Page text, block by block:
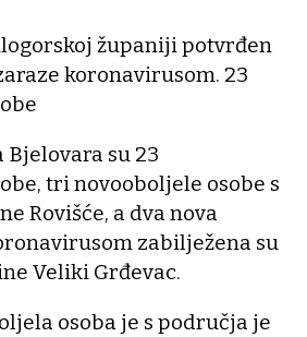
županiji potvrđen
koronavirusom. 23
Bjelovara su 23
tri novooboljele osobe s
Rovišće, a dva nova
zabilježena su
Veliki Grđevac.
osoba je s područja je